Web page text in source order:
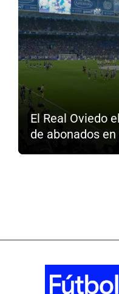
El Real Oviedo
de abonados